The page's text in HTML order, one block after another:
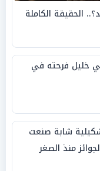
الحقيقة الكاملة
خليل فرحته في
شابة صنعت
منذ الصغر